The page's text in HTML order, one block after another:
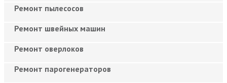
Ремонт пылесосов
Ремонт швейных машин
Ремонт оверлоков
Ремонт парогенераторов